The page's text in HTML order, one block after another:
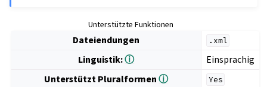
Unterstützte Funktionen
Dateiendungen .xml
Linguistik:ⓘ
Einsprachig
Unterstützt Pluralformenⓘ Yes